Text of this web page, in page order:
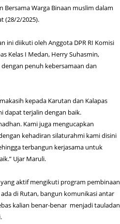
Bersama Warga Binaan muslim dalam
(28/2/2025).
ini diikuti oleh Anggota DPR RI Komisi
Kelas I Medan, Herry Suhasmin,
penuh kebersamaan dan
kepada Karutan dan Kalapas
dapat terjalin dengan baik.
Kami juga mengucapkan
kehadiran silaturahmi kami disini
terbangun kerjasama untuk
Ujar Maruli.
aktif mengikuti program pembinaan
di Rutan, bangun komunikasi antar
kalian benar-benar menjadi tauladan